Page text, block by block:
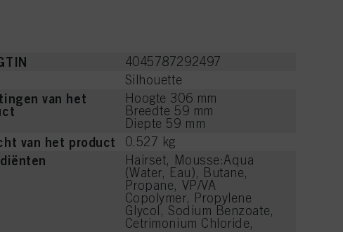
4045787292497
Silhouette
van het
Hoogte 306 mm
Breedte 59 mm
Diepte 59 mm
van het product 0.527 kg
Hairset, Mousse:Aqua
(Water, Eau), Butane,
Propane, VP/VA
Copolymer, Propylene
Glycol, Sodium Benzoate,
Cetrimonium Chloride,